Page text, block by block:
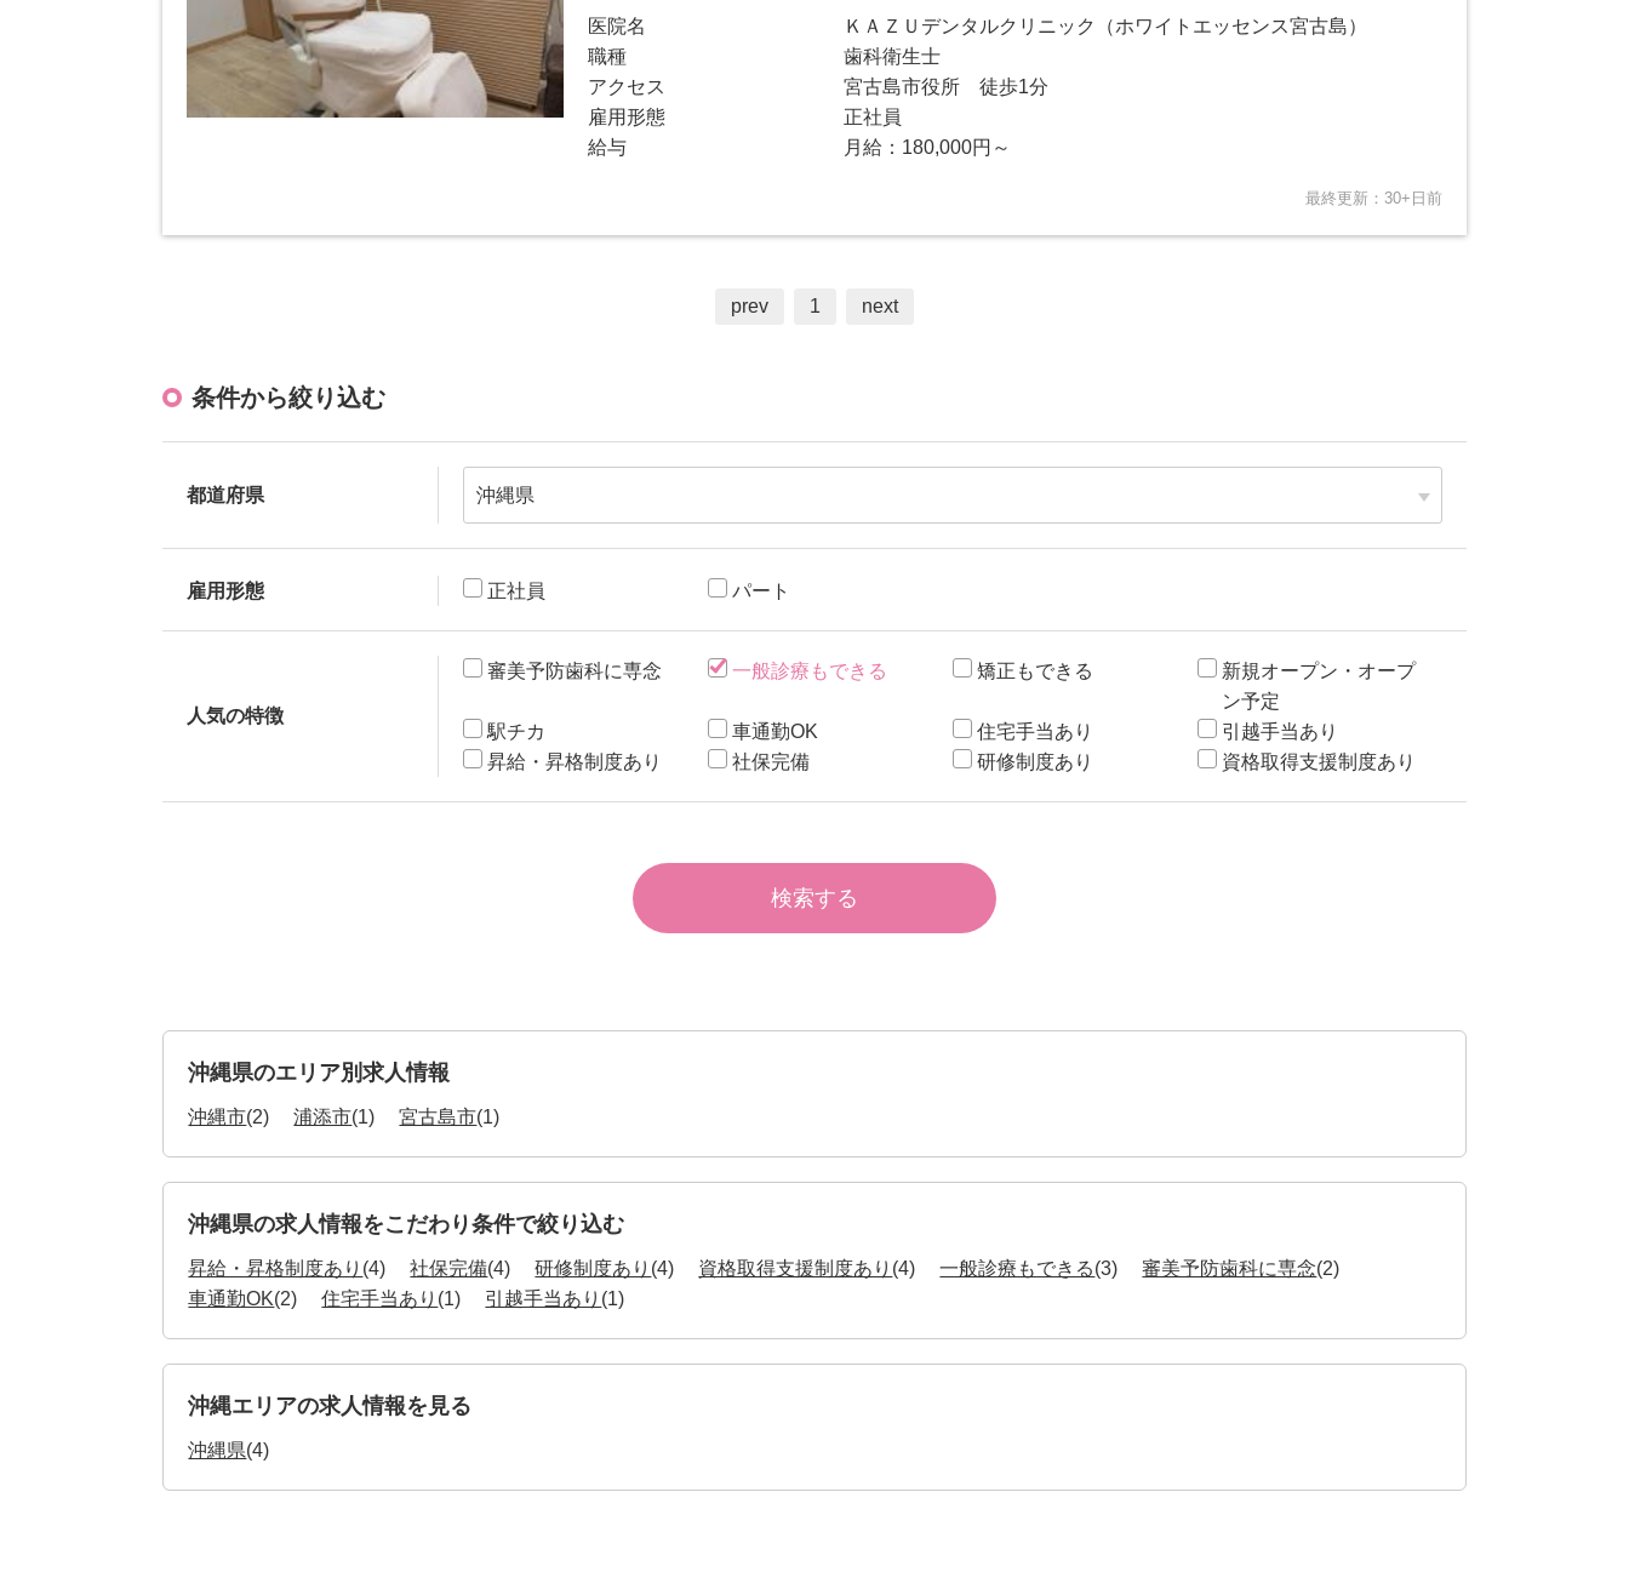
医院名
ＫＡＺＵデンタルクリニック（ホワイトエッセンス宮古島）
職種
歯科衛生士
アクセス
宮古島市役所 徒歩1分
雇用形態
正社員
給与
月給：180,000円～
最終更新：30+日前
prev 1 next
条件から絞り込む
都道府県
雇用形態 正社員 パート
人気の特徴
審美予防歯科に専念 一般診療もできる 矯正もできる
新規オープン・オープ
ン予定
駅チカ
車通勤OK 住宅手当あり
引越手当あり
昇給・昇格制度あり
社保完備 研修制度あり 資格取得支援制度あり
沖縄県のエリア別求人情報
沖縄市(2) 浦添市(1) 宮古島市(1)
沖縄県の求人情報をこだわり条件で絞り込む
昇給・昇格制度あり (4) 社保完備(4) 研修制度あり (4) 資格取得支援制度あり (4) 一般診療もできる(3) 審美予防歯科に専念(2)
車通勤OK(2) 住宅手当あり (1) 引越手当あり (1)
沖縄エリアの求人情報を見る
沖縄県(4)